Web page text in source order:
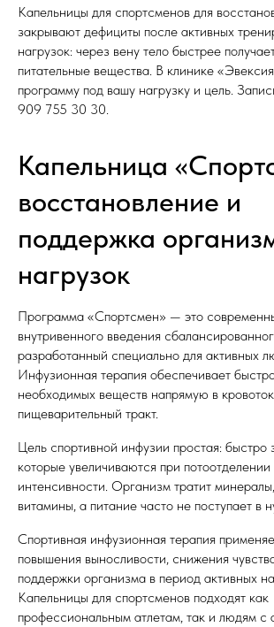
Капельницы для спортсменов для
закрывают дефициты после активных
нагрузок: через вену тело быстрее
питательные вещества. В клинике
программу под вашу нагрузку и цель.
909 755 30 30.
Капельница
восстановление и
поддержка
нагрузок
Программа «Спортсмен» — это
внутривенного введения
разработанный специально для активных
Инфузионная терапия обеспечивает
необходимых веществ напрямую в
пищеварительный тракт.
Цель спортивной инфузии простая: быстро
которые увеличиваются при
интенсивности. Организм тратит
витамины, а питание часто не поступает в
Спортивная инфузионная терапия
повышения выносливости, снижения
поддержки организма в период активных
Капельницы для спортсменов подходят как
профессиональным атлетам, так и людям с